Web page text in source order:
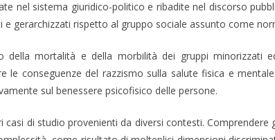
nel sistema giuridico-politico e ribadite nel discorso
gerarchizzati rispetto al gruppo sociale assunto come
della mortalità e della morbilità dei gruppi minorizzati
le conseguenze del razzismo sulla salute fisica e
sul benessere psicofisico delle persone.
casi di studio provenienti da diversi contesti.